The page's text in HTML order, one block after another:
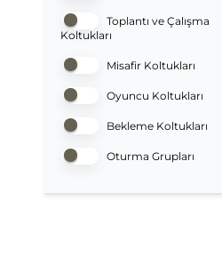
Toplantı ve Çalışma
Koltukları
Misafir Koltukları
Oyuncu Koltukları
Bekleme Koltukları
Oturma Grupları